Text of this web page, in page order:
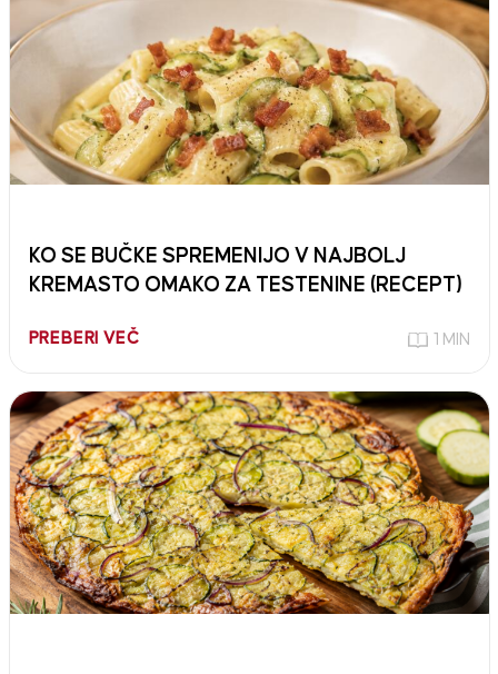
KO SE BUČKE SPREMENIJO V NAJBOLJ
KREMASTO OMAKO ZA TESTENINE (RECEPT)
PREBERI VEČ 1 MIN